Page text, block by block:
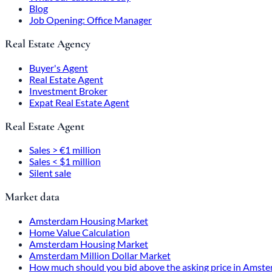
Blog
Job Opening: Office Manager
Real Estate Agency
Buyer's Agent
Real Estate Agent
Investment Broker
Expat Real Estate Agent
Real Estate Agent
Sales > €1 million
Sales < $1 million
Silent sale
Market data
Amsterdam Housing Market
Home Value Calculation
Amsterdam Housing Market
Amsterdam Million Dollar Market
How much should you bid above the asking price in